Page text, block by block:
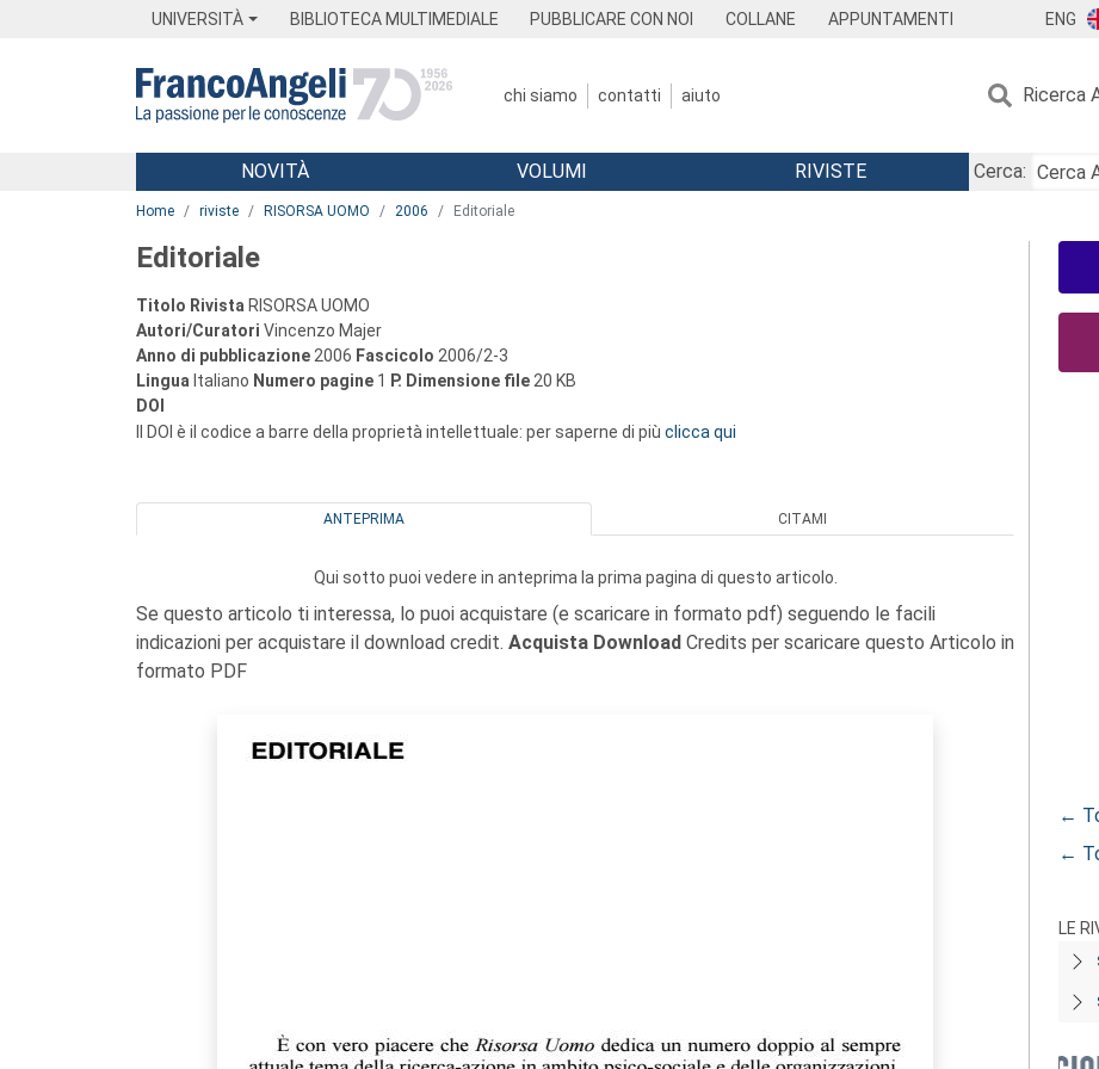
UNIVERSITÀ BIBLIOTECA MULTIMEDIALE PUBBLICARE CON NOI COLLANE APPUNTAMENTI ENG
chi siamo contatti aiuto Ricerca
Menu
NOVITÀ VOLUMI RIVISTE
Cerca:
Home riviste RISORSA UOMO 2006 Editoriale
Editoriale
Titolo Rivista RISORSA UOMO
Autori/Curatori Vincenzo Majer
Anno di pubblicazione 2006 Fascicolo 2006/2-3
Lingua Italiano Numero pagine 1 P. Dimensione file 20 KB
DOI
Il DOI è il codice a barre della proprietà intellettuale: per saperne di più clicca qui
ANTEPRIMA CITAMI
Qui sotto puoi vedere in anteprima la prima pagina di questo articolo.
Se questo articolo ti interessa, lo puoi acquistare (e scaricare in formato pdf) seguendo le facili
indicazioni per acquistare il download credit. Acquista Download Credits per scaricare questo Articolo in
formato PDF
←
←
LE